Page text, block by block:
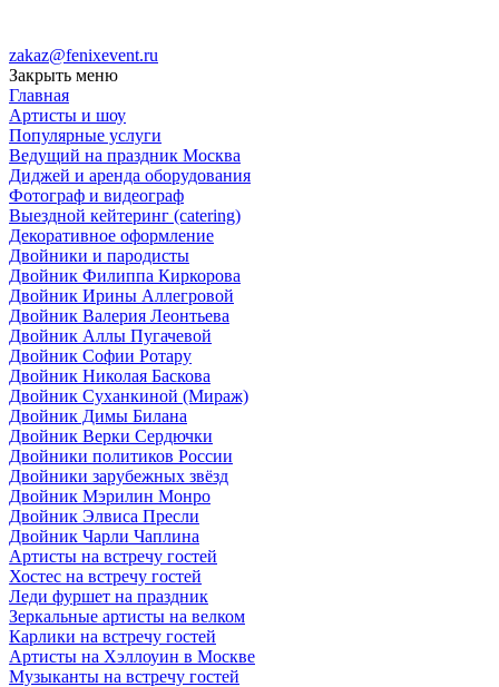
zakaz@fenixevent.ru
Закрыть меню
Главная
Артисты и шоу
Популярные услуги
Ведущий на праздник Москва
Диджей и аренда оборудования
Фотограф и видеограф
Выездной кейтеринг (catering)
Декоративное оформление
Двойники и пародисты
Двойник Филиппа Киркорова
Двойник Ирины Аллегровой
Двойник Валерия Леонтьева
Двойник Аллы Пугачевой
Двойник Софии Ротару
Двойник Николая Баскова
Двойник Суханкиной (Мираж)
Двойник Димы Билана
Двойник Верки Сердючки
Двойники политиков России
Двойники зарубежных звёзд
Двойник Мэрилин Монро
Двойник Элвиса Пресли
Двойник Чарли Чаплина
Артисты на встречу гостей
Хостес на встречу гостей
Леди фуршет на праздник
Зеркальные артисты на велком
Карлики на встречу гостей
Артисты на Хэллоуин в Москве
Музыканты на встречу гостей